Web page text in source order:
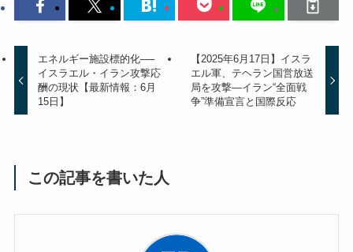
エネルギー施設標的化──
イスラエル・イラン攻撃応
酬の現状【最新情報：6月
15日】
【2025年6月17日】イスラ
エル軍、テヘラン国営放送
局を攻撃―イラン“全面戦
争”準備宣言と国際反応
この記事を書いた人